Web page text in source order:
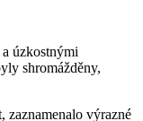
úzkostnými
shromážděny,
výrazné